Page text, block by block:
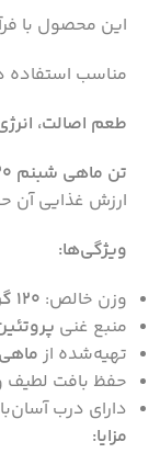
این محصول با
مناسب استفاده
طعم اصالت،
تن ماهی شبنم ۱۲۰ گرمی
ارزش غذایی آن
ویژگی‌ها:
وزن خالص: ۱۲۰ گرم
منبع غنی
تهیه‌شده از
حفظ بافت لطیف
دارای درب
مزایا: